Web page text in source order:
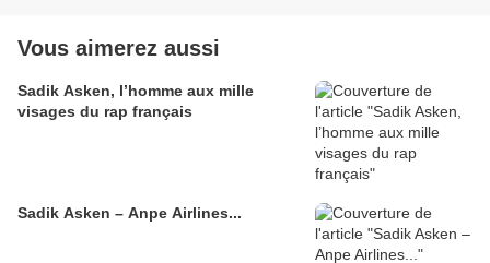
Vous aimerez aussi
Sadik Asken, l’homme aux mille
visages du rap français
Sadik Asken – Anpe Airlines...